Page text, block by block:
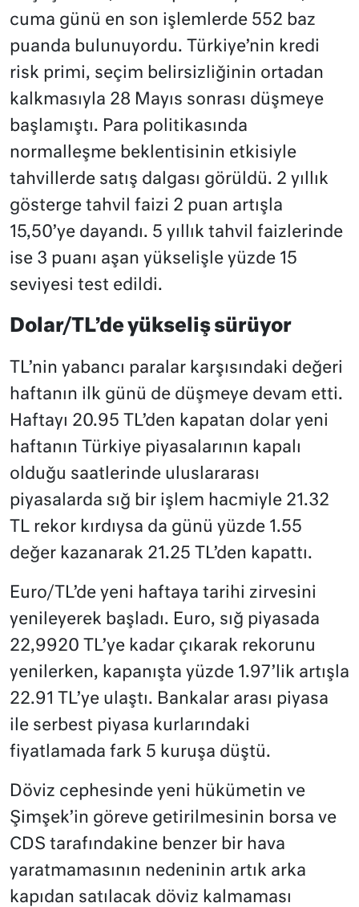
cuma günü en son işlemlerde 552 baz
puanda bulunuyordu. Türkiye’nin kredi
risk primi, seçim belirsizliğinin ortadan
kalkmasıyla 28 Mayıs sonrası düşmeye
başlamıştı. Para politikasında
normalleşme beklentisinin etkisiyle
tahvillerde satış dalgası görüldü. 2 yıllık
gösterge tahvil faizi 2 puan artışla
15,50’ye dayandı. 5 yıllık tahvil faizlerinde
ise 3 puanı aşan yükselişle yüzde 15
seviyesi test edildi.
Dolar/TL’de yükseliş sürüyor
TL’nin yabancı paralar karşısındaki değeri
haftanın ilk günü de düşmeye devam etti.
Haftayı 20.95 TL’den kapatan dolar yeni
haftanın Türkiye piyasalarının kapalı
olduğu saatlerinde uluslararası
piyasalarda sığ bir işlem hacmiyle 21.32
TL rekor kırdıysa da günü yüzde 1.55
değer kazanarak 21.25 TL’den kapattı.
Euro/TL’de yeni haftaya tarihi zirvesini
yenileyerek başladı. Euro, sığ piyasada
22,9920 TL’ye kadar çıkarak rekorunu
yenilerken, kapanışta yüzde 1.97’lik artışla
22.91 TL’ye ulaştı. Bankalar arası piyasa
ile serbest piyasa kurlarındaki
fiyatlamada fark 5 kuruşa düştü.
Döviz cephesinde yeni hükümetin ve
Şimşek’in göreve getirilmesinin borsa ve
CDS tarafındakine benzer bir hava
yaratmamasının nedeninin artık arka
kapıdan satılacak döviz kalmaması